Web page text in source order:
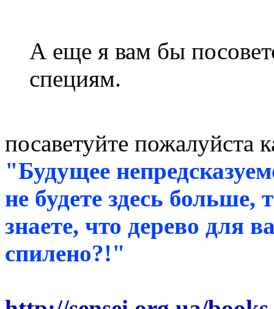
А еще я вам бы
специям.
посаветуйте пожалуйста
"Будущее
не будете здесь
знаете, что дерево для
спилено?!"